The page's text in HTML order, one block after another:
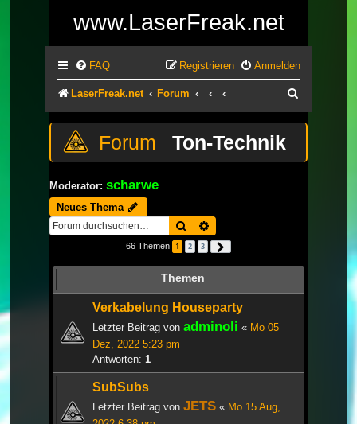
www.LaserFreak.net
FAQ Anmelden
Registrieren
LaserFreak.net Forum
Ton-Technik
Moderator: scharwe
Neues Thema
Suche
66 Themen 1 2 3
Themen
Verkabelung Houseparty
Letzter Beitrag von adminoli « Mo 05
Dez, 2022 5:23 pm
Antworten: 1
SubSubs
Letzter Beitrag von JETS « Mo 15 Aug,